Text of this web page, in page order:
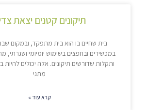
תיקונים קטנים יצאת
בית שחיים בו הוא בית מתפקד, ובמקום
במכשירים ובחפצים בשימוש יומיומי ושגרתי,
ותקלות שדורשים תיקונים. אלה יכולים להיות
מתגי
קרא עוד »